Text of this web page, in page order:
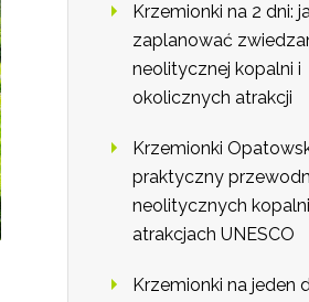
Krzemionki na 2 dni:
zaplanować
neolitycznej kopalni i
okolicznych atrakcji
Krzemionki
praktyczny
neolitycznych
atrakcjach UNESCO
Krzemionki na jeden